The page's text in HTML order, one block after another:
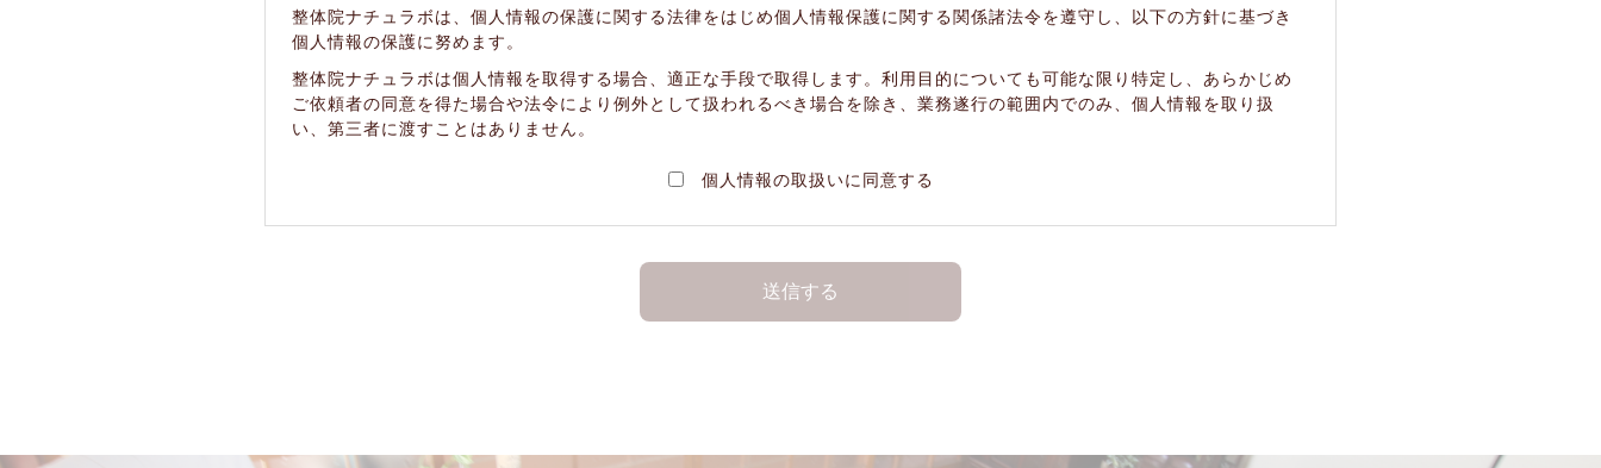
整体院ナチュラボは、個人情報の保護に関する法律をはじめ個人情報保護に関する関係諸法令を遵守し、以下の方針に基づき
個人情報の保護に努めます。
整体院ナチュラボは個人情報を取得する場合、適正な手段で取得します。利用目的についても可能な限り特定し、あらかじめ
ご依頼者の同意を得た場合や法令により例外として扱われるべき場合を除き、業務遂行の範囲内でのみ、個人情報を取り扱
い、第三者に渡すことはありません。
個人情報の取扱いに同意する